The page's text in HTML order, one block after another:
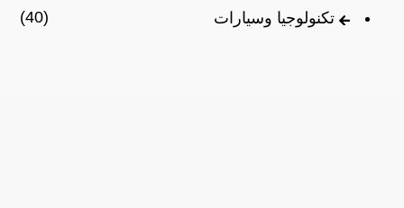
تكنولوجيا وسيارات
(40)